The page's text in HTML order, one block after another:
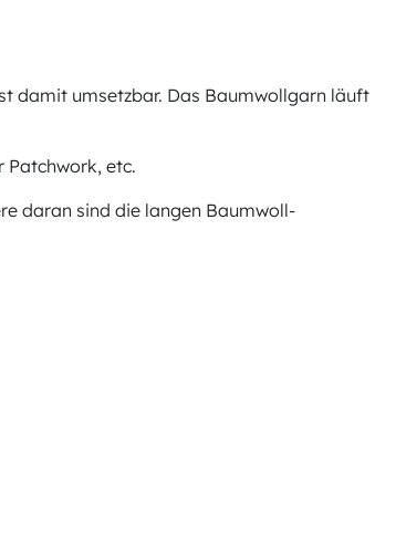
damit umsetzbar. Das Baumwollgarn läuft
Patchwork, etc.
daran sind die langen Baumwoll-